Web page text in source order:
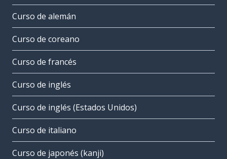
Curso de alemán
Curso de coreano
Curso de francés
Curso de inglés
Curso de inglés (Estados Unidos)
Curso de italiano
Curso de japonés (kanji)